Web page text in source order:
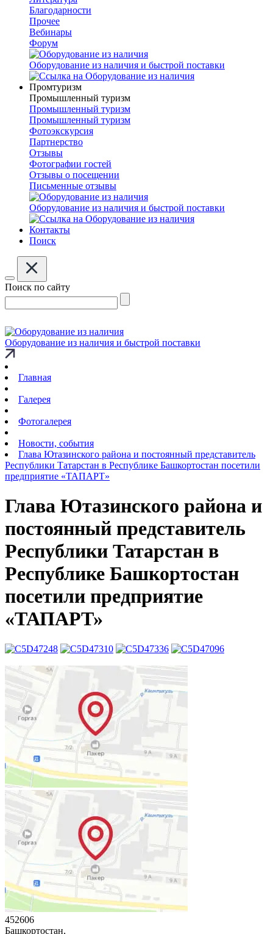
Благодарности
Прочее
Вебинары
Форум
Оборудование из наличия и быстрой поставки
Промтуризм
Промышленный туризм
Промышленный туризм
Промышленный туризм
Фотоэкскурсия
Партнерство
Отзывы
Фотографии гостей
Отзывы о посещении
Письменные отзывы
Оборудование из наличия и быстрой поставки
Контакты
Поиск
Поиск по сайту
Оборудование из наличия и быстрой поставки
Главная
Галерея
Фотогалерея
Новости, события
Глава Ютазинского района и постоянный представитель
Республики Татарстан в Республике Башкортостан посетили
предприятие «ТАПАРТ»
Глава Ютазинского района и
постоянный представитель
Республики Татарстан в
Республике Башкортостан
посетили предприятие
«ТАПАРТ»
452606
Башкортостан,